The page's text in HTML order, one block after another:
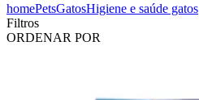
homePetsGatosHigiene e saúde gatos
Filtros
ORDENAR POR